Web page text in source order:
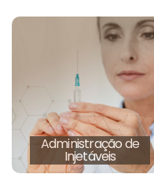
Administração de
Injetáveis